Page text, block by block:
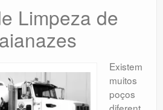
Limpeza de
Existem
muitos
poços